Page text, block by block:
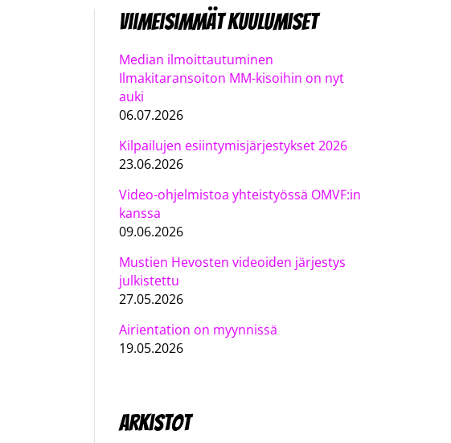
Viimeisimmät kuulumiset
Median ilmoittautuminen
Ilmakitaransoiton MM-kisoihin on nyt
auki
06.07.2026
Kilpailujen esiintymisjärjestykset 2026
23.06.2026
Video-ohjelmistoa yhteistyössä OMVF:in
kanssa
09.06.2026
Mustien Hevosten videoiden järjestys
julkistettu
27.05.2026
Airientation on myynnissä
19.05.2026
Arkistot